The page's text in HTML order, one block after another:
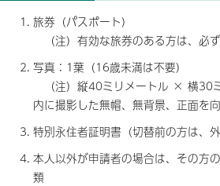
旅券（パスポート）
（注）有効な旅券のある方は、必ず
写真：1葉（16歳未満は不要）
（注）縦40ミリメートル × 横30
内に撮影した無帽、無背景、正面を
特別永住者証明書（切替前の方は、
本人以外が申請者の場合は、その方
類